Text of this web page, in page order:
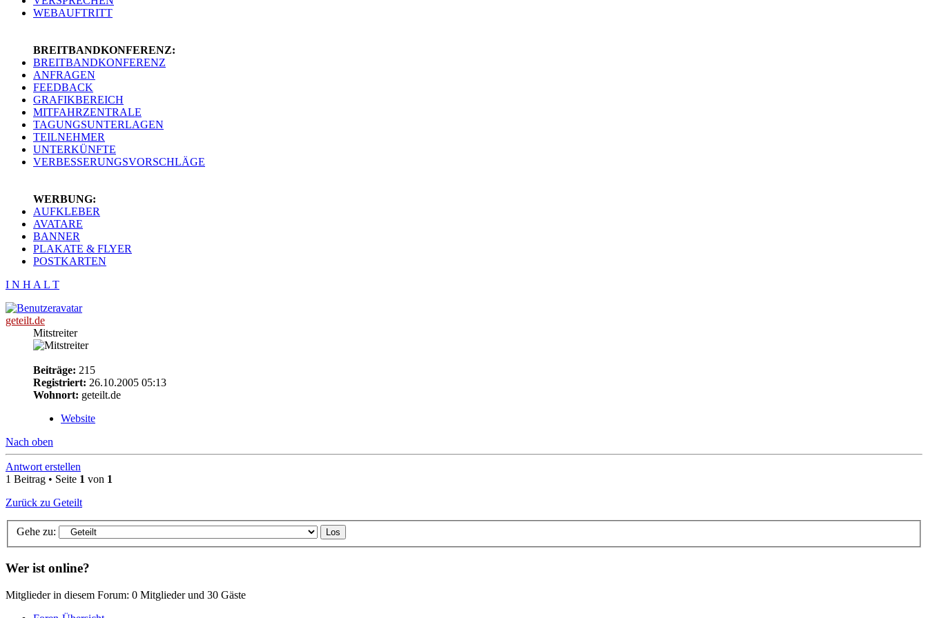
WEBAUFTRITT
BREITBANDKONFERENZ:
BREITBANDKONFERENZ
ANFRAGEN
FEEDBACK
GRAFIKBEREICH
MITFAHRZENTRALE
TAGUNGSUNTERLAGEN
TEILNEHMER
UNTERKÜNFTE
VERBESSERUNGSVORSCHLÄGE
WERBUNG:
AUFKLEBER
AVATARE
BANNER
PLAKATE & FLYER
POSTKARTEN
I N H A L T
geteilt.de
Mitstreiter
Beiträge: 215
Registriert: 26.10.2005 05:13
Wohnort: geteilt.de
Website
Nach oben
Antwort erstellen
1 Beitrag • Seite 1 von 1
Zurück zu Geteilt
Gehe zu:
Wer ist online?
Mitglieder in diesem Forum: 0 Mitglieder und 30 Gäste